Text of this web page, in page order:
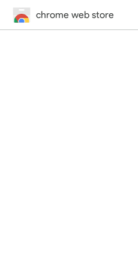
chrome web store